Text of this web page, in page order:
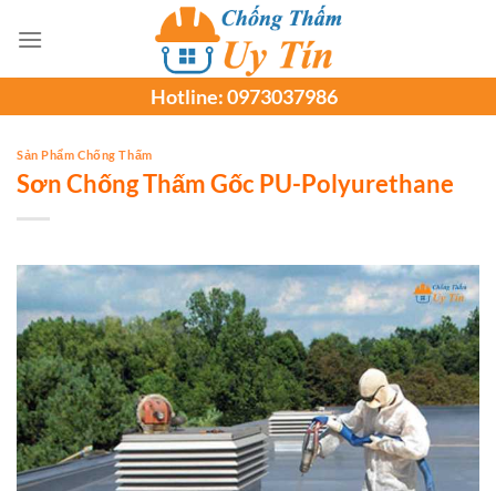
đến
Hotline:0973037986
Sản Phẩm Chống Thấm
Sơn Chống Thấm Gốc PU-Polyurethane